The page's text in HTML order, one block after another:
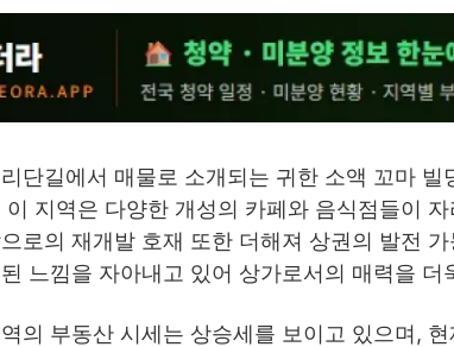
단길에서 매물로 소개되는 귀한 소액 꼬마
지역은 다양한 개성의 카페와 음식점들이
로의 재개발 호재 또한 더해져 상권의 발전
느낌을 자아내고 있어 상가로서의 매력을 더
의 부동산 시세는 상승세를 보이고 있으며,